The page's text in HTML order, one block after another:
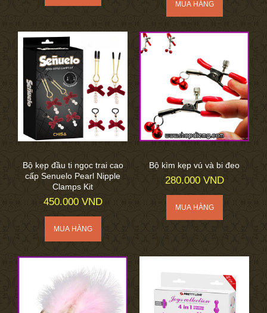
Bộ kẹp đầu ti ngọc trai cao
cấp Senuelo Pearl Nipple
Clamps Kit
450.000 VND
Bộ kìm kẹp vú và bi đeo
280.000 VND